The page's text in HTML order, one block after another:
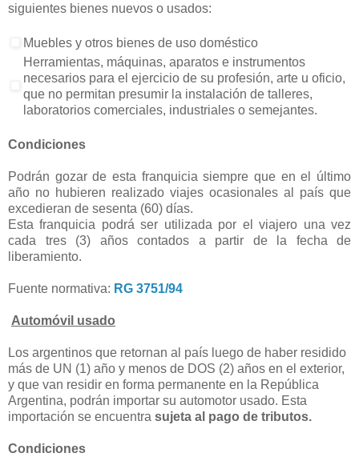
siguientes bienes nuevos o usados:
Muebles y otros bienes de uso doméstico
Herramientas, máquinas, aparatos e instrumentos
necesarios para el ejercicio de su profesión, arte u oficio,
que no permitan presumir la instalación de talleres,
laboratorios comerciales, industriales o semejantes.
Condiciones
Podrán gozar de esta franquicia siempre que en el último
año no hubieren realizado viajes ocasionales al país que
excedieran de sesenta (60) días.
Esta franquicia podrá ser utilizada por el viajero una vez
cada tres (3) años contados a partir de la fecha de
liberamiento.
Fuente normativa: RG 3751/94
Automóvil usado
Los argentinos que retornan al país luego de haber residido
más de UN (1) año y menos de DOS (2) años en el exterior,
y que van residir en forma permanente en la República
Argentina, podrán importar su automotor usado. Esta
importación se encuentra sujeta al pago de tributos.
Condiciones